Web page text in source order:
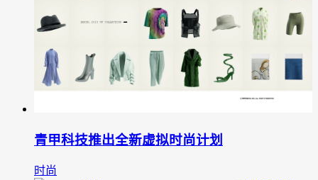
青甲科技推出全新虚拟时尚计划
时尚